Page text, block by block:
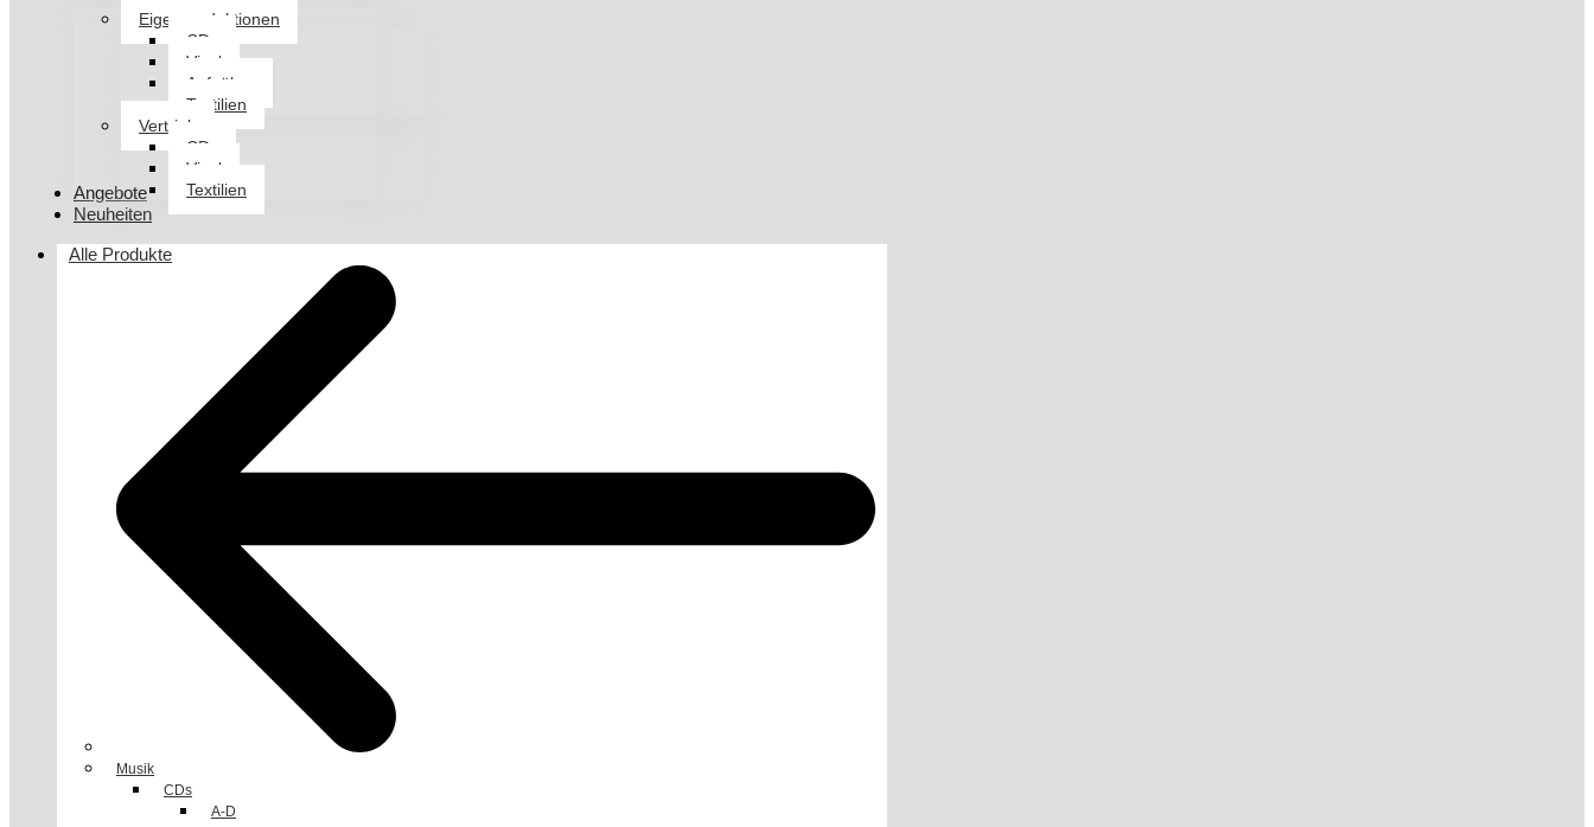
Eigenproduktionen
CDs
Vinyl
Aufnäher
Textilien
Vertrieb
CDs
Vinyl
Textilien
Angebote
Neuheiten
Alle Produkte
Musik
CDs
A-D